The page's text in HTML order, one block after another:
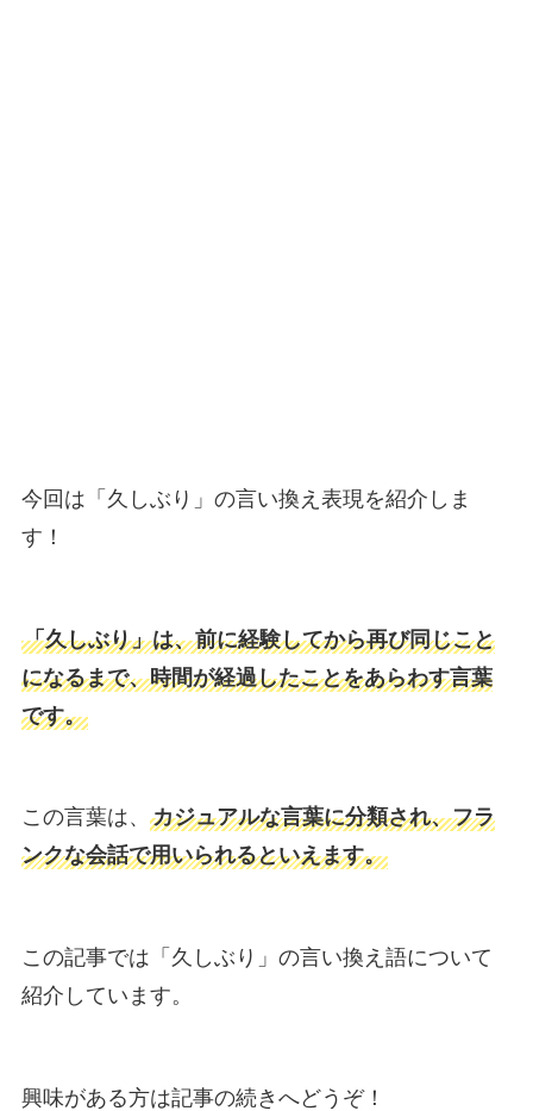
今回は「久しぶり」の言い換え表現を紹介しま
す！
「久しぶり」は、前に経験してから再び同じこと
になるまで、時間が経過したことをあらわす言葉
です。
この言葉は、 カジュアルな言葉に分類され、フラ
ンクな会話で用いられるといえます。
この記事では「久しぶり」の言い換え語について
紹介しています。
興味がある方は記事の続きへどうぞ！